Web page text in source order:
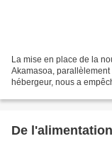
La mise en place de la
Akamasoa,
hébergeur, nous a
De